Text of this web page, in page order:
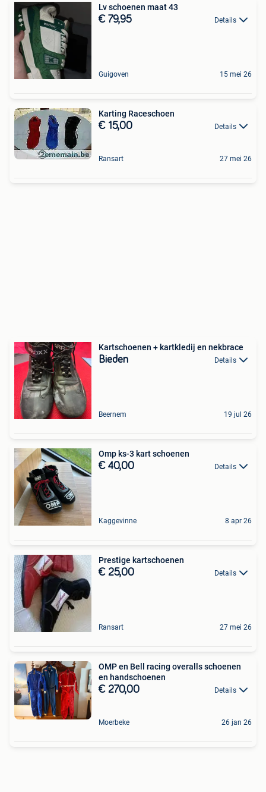
Lv schoenen maat 43
€ 79,95 Details
Guigoven 15 mei 26
Karting Raceschoen
€ 15,00 Details
Ransart 27 mei 26
Kartschoenen + kartkledij en nekbrace
Bieden Details
Beernem 19 jul 26
Omp ks-3 kart schoenen
€ 40,00 Details
Kaggevinne 8 apr 26
Prestige kartschoenen
€ 25,00 Details
Ransart 27 mei 26
OMP en Bell racing overalls schoenen
en handschoenen
€ 270,00 Details
Moerbeke 26 jan 26